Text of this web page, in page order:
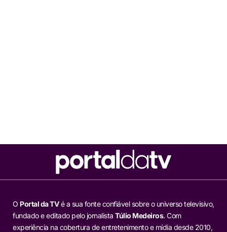
O Portal da TVé a sua fonte confiável sobre o universo televisivo,
fundado e editado pelo jornalista Túlio Medeiros. Com
experiência na cobertura de entretenimento e mídia desde 2010,